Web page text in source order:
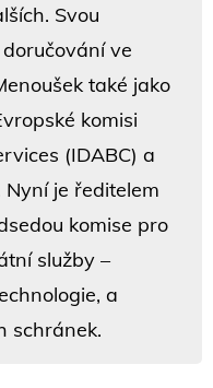
Svou
ve
také jako
komisi
(IDABC) a
je ředitelem
komise pro
služby –
a
schránek.